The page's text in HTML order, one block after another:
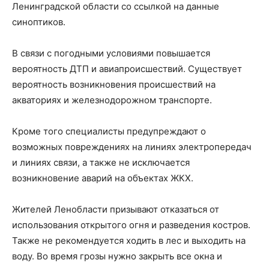
Ленинградской области со ссылкой на данные
синоптиков.
В связи с погодными условиями повышается
вероятность ДТП и авиапроисшествий. Существует
вероятность возникновения происшествий на
акваториях и железнодорожном транспорте.
Кроме того специалисты предупреждают о
возможных повреждениях на линиях электропередач
и линиях связи, а также не исключается
возникновение аварий на объектах ЖКХ.
Жителей Ленобласти призывают отказаться от
использования открытого огня и разведения костров.
Также не рекомендуется ходить в лес и выходить на
воду. Во время грозы нужно закрыть все окна и